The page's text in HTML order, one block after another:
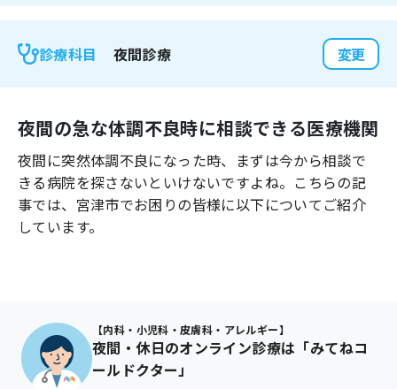
よくあるご質問
診療科目 夜間診療 変更
夜間の急な体調不良時に相談できる医療機関
夜間に突然体調不良になった時、まずは今から相談で
きる病院を探さないといけないですよね。こちらの記
事では、 宮津市でお困りの皆様に以下についてご紹介
しています。
【内科・小児科・皮膚科・アレルギー】
夜間・休日のオンライン診療は「みてねコ
ールドクター」